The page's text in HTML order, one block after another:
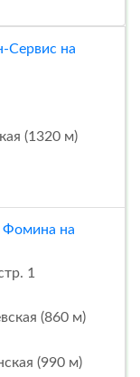
Сервис на
(1320 м)
Фомина на
1
(860 м)
(990 м)